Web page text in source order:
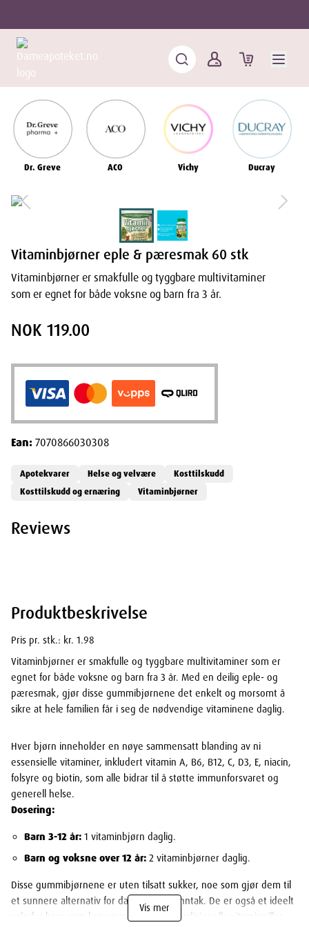
Dr. Greve ACO Vichy Ducray
Produktbeskrivelse
Pris pr. stk.: kr. 1.98
Vitaminbjørner er smakfulle og tyggbare multivitaminer som er
egnet for både voksne og barn fra 3 år. Med en deilig eple- og
pæresmak, gjør disse gummibjørnene det enkelt og morsomt å
sikre at hele familien får i seg de nødvendige vitaminene daglig.
Hver bjørn inneholder en nøye sammensatt blanding av ni
essensielle vitaminer, inkludert vitamin A, B6, B12, C, D3, E, niacin,
folsyre og biotin, som alle bidrar til å støtte immunforsvaret og
generell helse.
Dosering:
Barn 3-12 år: 1 vitaminbjørn daglig.
Barn og voksne over 12 år: 2 vitaminbjørner daglig.
Disse gummibjørnene er uten tilsatt sukker, noe som gjør dem til
et sunnere alternativ for daglig vitamininntak. De er også et ideelt
valg for barn som kan være kresne på tradisjonelle vitaminpiller.
Vis mer
Vitaminbjørner eple & pæresmak 60 stk
Vitaminbjørner er smakfulle og tyggbare multivitaminer
som er egnet for både voksne og barn fra 3 år.
NOK 119.00
Ean:7070866030308
Apotekvarer Helse og velvære
Kosttilskudd
Kosttilskudd og ernæring
Vitaminbjørner
Reviews